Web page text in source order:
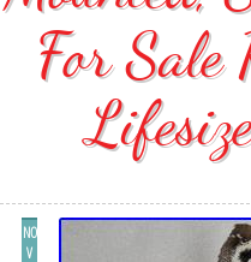
For Sale
NO
V